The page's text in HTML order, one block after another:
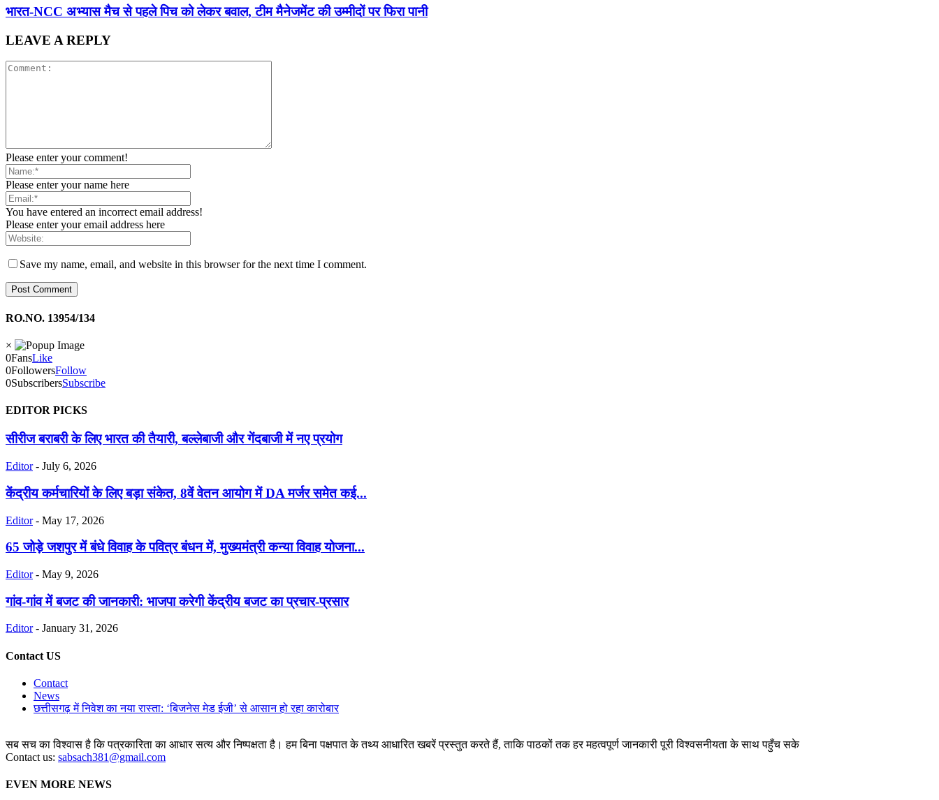
भारत-NCC अभ्यास मैच से पहले पिच को लेकर बवाल, टीम मैनेजमेंट की उम्मीदों पर फिरा पानी
LEAVE A REPLY
Please enter your comment!
Please enter your name here
You have entered an incorrect email address!
Please enter your email address here
Save my name, email, and website in this browser for the next time I comment.
RO.NO. 13954/134
×
0FansLike
0FollowersFollow
0SubscribersSubscribe
EDITOR PICKS
सीरीज बराबरी के लिए भारत की तैयारी, बल्लेबाजी और गेंदबाजी में नए प्रयोग
Editor - July 6, 2026
केंद्रीय कर्मचारियों के लिए बड़ा संकेत, 8वें वेतन आयोग में DA मर्जर समेत कई...
Editor - May 17, 2026
65 जोड़े जशपुर में बंधे विवाह के पवित्र बंधन में, मुख्यमंत्री कन्या विवाह योजना...
Editor - May 9, 2026
गांव-गांव में बजट की जानकारी: भाजपा करेगी केंद्रीय बजट का प्रचार-प्रसार
Editor - January 31, 2026
Contact US
Contact
News
छत्तीसगढ़ में निवेश का नया रास्ता: ‘बिजनेस मेड ईजी’ से आसान हो रहा कारोबार
सब सच का विश्वास है कि पत्रकारिता का आधार सत्य और निष्पक्षता है। हम बिना पक्षपात के तथ्य आधारित खबरें प्रस्तुत करते हैं, ताकि पाठकों तक हर महत्वपूर्ण जानकारी पूरी विश्वसनीयता के साथ पहुँच सके
Contact us: sabsach381@gmail.com
EVEN MORE NEWS